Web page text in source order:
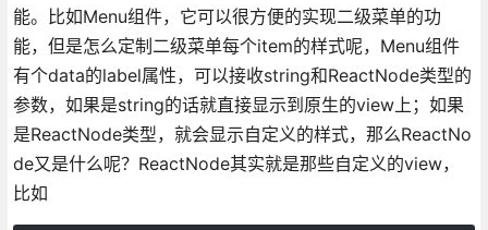
能。比如Menu组件，它可以很方便的实现二级菜单的功
能，但是怎么定制二级菜单每个item的样式呢，Menu组件
有个data的label属性，可以接收string和ReactNode类型的
参数，如果是string的话就直接显示到原生的view上；如果
是ReactNode类型，就会显示自定义的样式，那么ReactNo
de又是什么呢？ReactNode其实就是那些自定义的view，
比如